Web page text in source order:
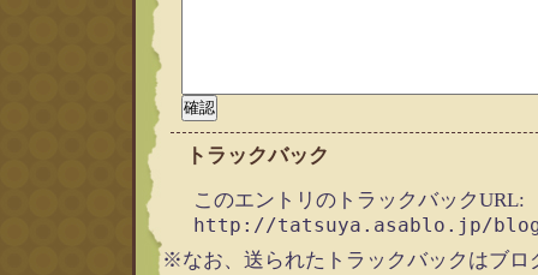
トラックバック
このエントリのトラックバックURL:
http://tatsuya.asablo.jp/
※なお、送られたトラックバックはブロ